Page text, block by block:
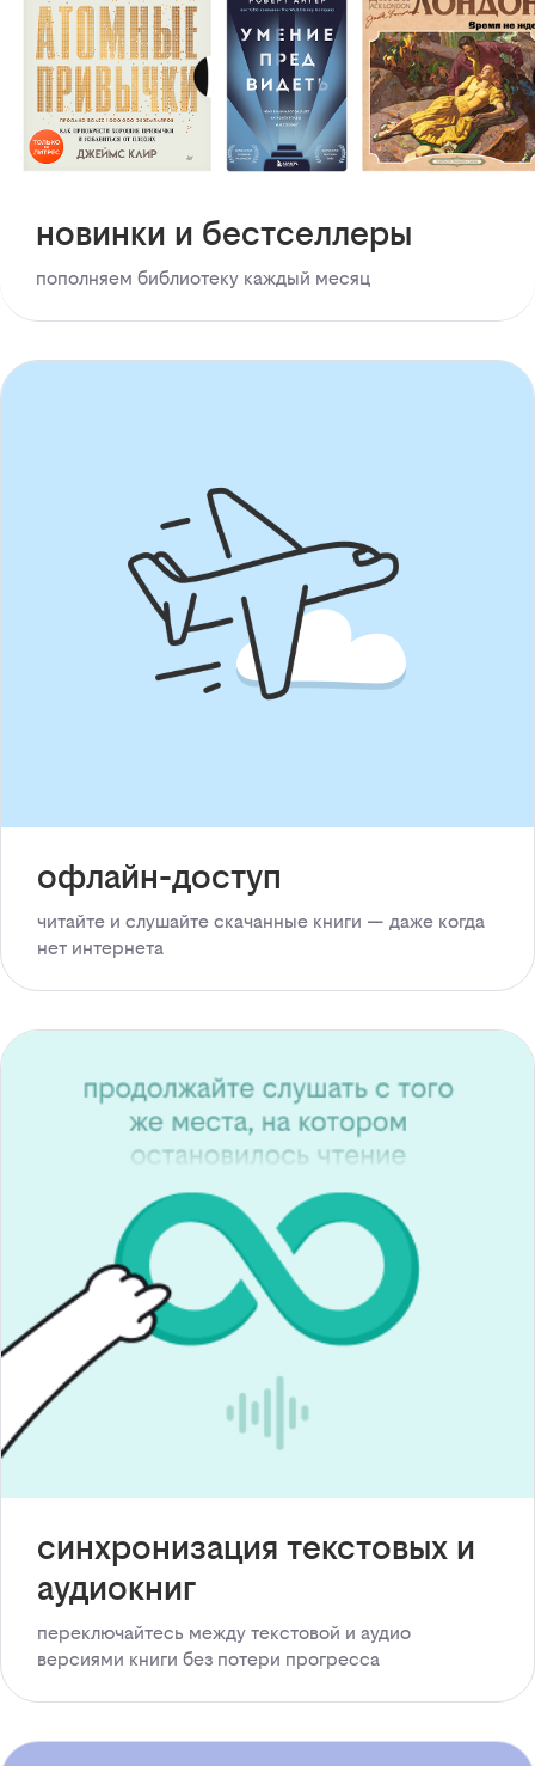
новинки и бестселлеры
пополняем библиотеку каждый месяц
офлайн-доступ
читайте и слушайте скачанные книги — даже когда
нет интернета
синхронизация текстовых и
аудиокниг
переключайтесь между текстовой и аудио
версиями книги без потери прогресса